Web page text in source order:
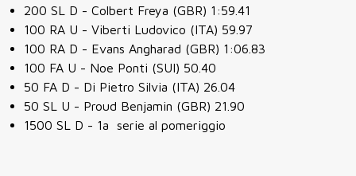
200 SL D - Colbert Freya (GBR) 1:59.41
100 RA U - Viberti Ludovico (ITA) 59.97
100 RA D - Evans Angharad (GBR) 1:06.83
100 FA U - Noe Ponti (SUI) 50.40
50 FA D - Di Pietro Silvia (ITA) 26.04
50 SL U - Proud Benjamin (GBR) 21.90
1500 SL D - 1a serie al pomeriggio